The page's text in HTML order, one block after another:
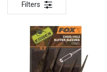
Filters